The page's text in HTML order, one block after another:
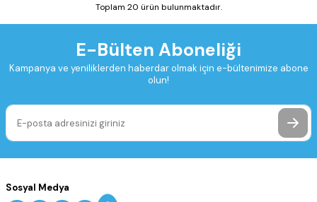
Toplam 20 ürün bulunmaktadır.
E-Bülten Aboneliği
Kampanya ve yeniliklerden haberdar olmak için e-bültenimize abone
olun!
Sosyal Medya